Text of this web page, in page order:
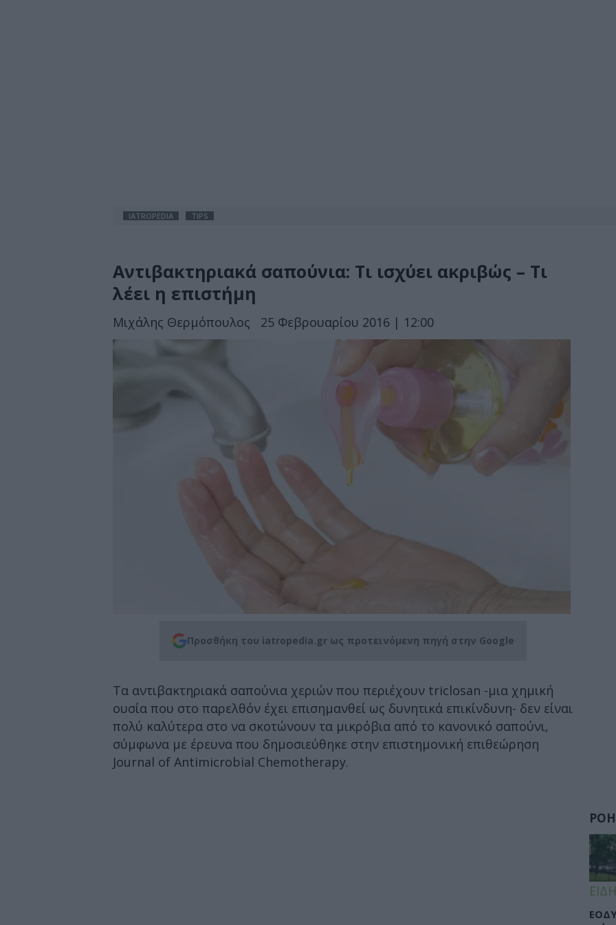
IATROPEDIA TIPS
Αντιβακτηριακά σαπούνια: Τι ισχύει ακριβώς – Τι
λέει η επιστήμη
Μιχάλης Θερμόπουλος 25 Φεβρουαρίου 2016 | 12:00
Προσθήκη του iatropedia.gr ως προτεινόμενη πηγή στην Google
Τα αντιβακτηριακά σαπούνια χεριών που περιέχουν triclosan -μια χημική
ουσία που στο παρελθόν έχει επισημανθεί ως δυνητικά επικίνδυνη- δεν είναι
πολύ καλύτερα στο να σκοτώνουν τα μικρόβια από το κανονικό σαπούνι,
σύμφωνα με έρευνα που δημοσιεύθηκε στην επιστημονική επιθεώρηση
Journal of Antimicrobial Chemotherapy.